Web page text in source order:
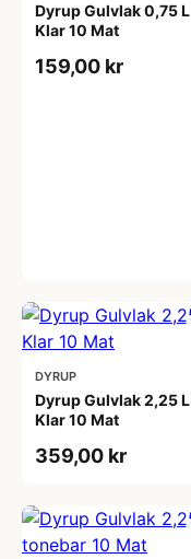
Dyrup Gulvlak 0,75 L
Klar 10 Mat
159,00 kr
DYRUP
Dyrup Gulvlak 2,25 L
Klar 10 Mat
359,00 kr